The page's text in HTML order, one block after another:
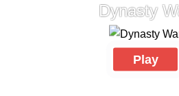
Dynasty
Play